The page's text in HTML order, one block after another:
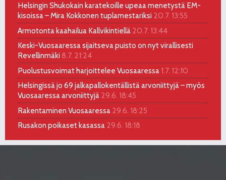
Helsingin Shukokain karatekoille upeaa menetystä EM-
kisoissa – Mira Kokkonen tuplamestariksi 20.7. 13:55
Armotonta kaahailua Kallvikintiellä 20.7. 13:44
Keski-Vuosaaressa sijaitseva puisto on nyt virallisesti
Revellinmäki 8.7. 21:24
Puolustusvoimat harjoittelee Vuosaaressa 1.7. 12:10
Helsingissä jo 69 jalkapallokentällistä arvoniittyjä – myös
Vuosaaressa arvoniittyjä 29.6. 18:45
Rakentaminen Vuosaaressa 29.6. 18:25
Rusakon poikaset kasassa 29.6. 18:18